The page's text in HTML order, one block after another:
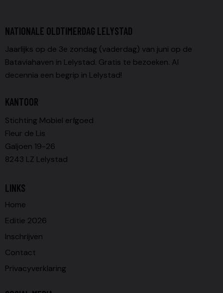
NATIONALE OLDTIMERDAG LELYSTAD
Jaarlijks op de 3e zondag (vaderdag) van juni op de
Bataviahaven in Lelystad. Gratis te bezoeken. Al
decennia een begrip in Lelystad!
KANTOOR
Stichting Mobiel erfgoed
Fleur de Lis
Galjoen 19-26
8243 LZ Lelystad
LINKS
Home
Editie 2026
Inschrijven
Contact
Privacyverklaring